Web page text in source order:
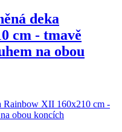
deka
cm - tmavě
na obou